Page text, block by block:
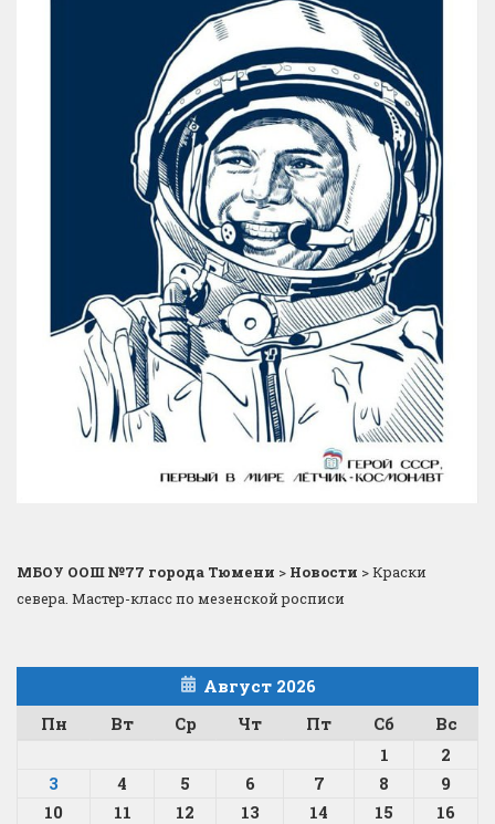
МБОУ ООШ №77 города Тюмени > Новости >Краски
севера. Мастер-класс по мезенской росписи
Август 2026
Пн
Вт Ср Чт Пт Сб
Вс
1
2
3
4 5 6 7 8
9
10
11 12 13 14 15
16